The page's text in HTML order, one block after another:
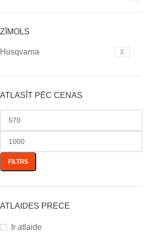
ZĪMOLS
Husqvarna 2
ATLASĪT PĒC CENAS
FILTRS
ATLAIDES PRECE
Ir atlaide